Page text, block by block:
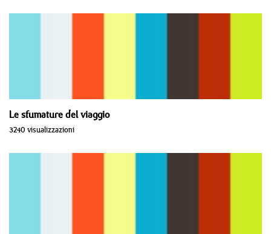
Le sfumature del viaggio
3240 visualizzazioni